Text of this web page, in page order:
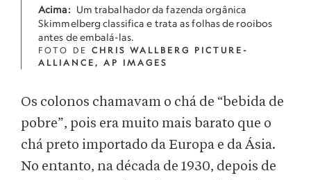
Acima: Um trabalhador da fazenda orgânica
Skimmelberg classifica e trata as folhas de rooibos
antes de embalá-las.
FOTO DE CHRIS WALLBERG PICTURE-
ALLIANCE, AP IMAGES
Os colonos chamavam o chá de “bebida de
pobre”, pois era muito mais barato que o
chá preto importado da Europa e da Ásia.
No entanto, na década de 1930, depois de